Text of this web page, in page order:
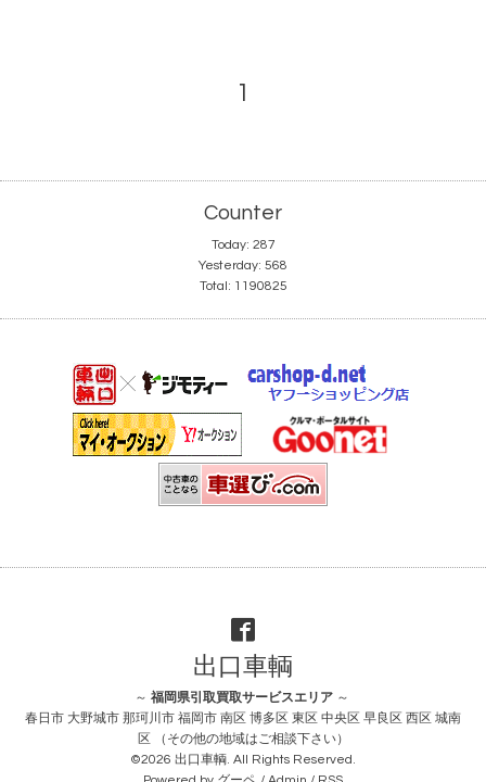
1
Counter
Today: 287
Yesterday: 568
Total: 1190825
出口車輌
～ 福岡県引取買取サービスエリア～
春日市 大野城市 那珂川市 福岡市 南区 博多区 東区 中央区 早良区 西区 城南
区 （その他の地域はご相談下さい）
©2026 出口車輌. All Rights Reserved.